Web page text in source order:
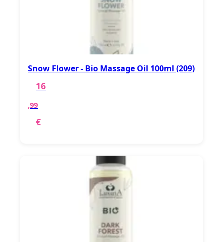
Snow Flower - Bio Massage Oil 100ml (209)
16
,99
€